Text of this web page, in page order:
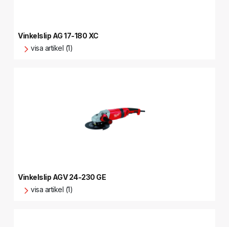
Vinkelslip AG 17-180 XC
visa artikel (1)
Vinkelslip AGV 24-230 GE
visa artikel (1)